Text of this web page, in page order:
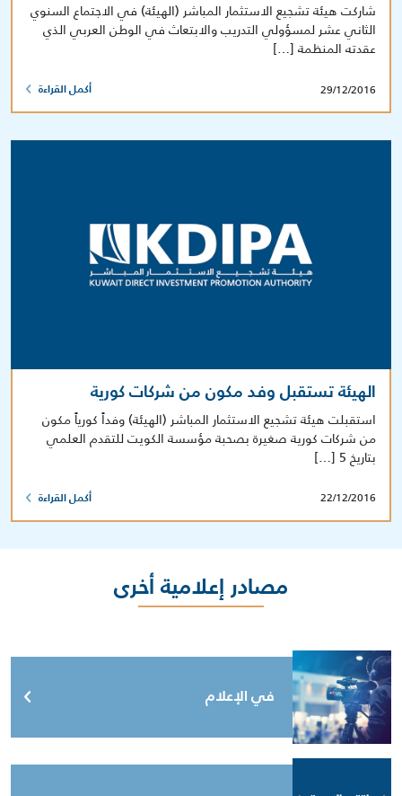
شاركت هيئة تشجيع الاستثمار المباشر (الهيئة) في الاجتماع السنوي
الثاني عشر لمسؤولي التدريب والابتعاث في الوطن العربي الذي
عقدته المنظمة […]
29/12/2016 أكمل القراءة
الهيئة تستقبل وفد مكون من شركات كورية
استقبلت هيئة تشجيع الاستثمار المباشر (الهيئة) وفداً كورياً مكون
من شركات كورية صغيرة بصحبة مؤسسة الكويت للتقدم العلمي
بتاريخ 5 […]
22/12/2016 أكمل القراءة
مصادر إعلامية أخرى
في الإعلام